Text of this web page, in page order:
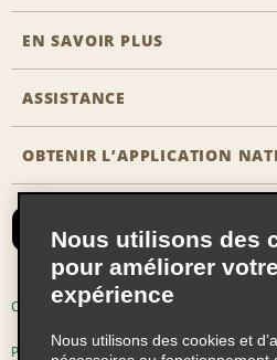
Passer une réservation
Solutions pour les
EN SAVOIR PLUS
Carrière
ASSISTANCE
Accessibilité
Nous contacter
Recevoir des offres par
OBTENIR L’APPLICATION
Conditions d’utilisation
Politique d’utilisation des cookies
Nous utilisons des
pour améliorer votre
expérience
Nous utilisons des cookies et